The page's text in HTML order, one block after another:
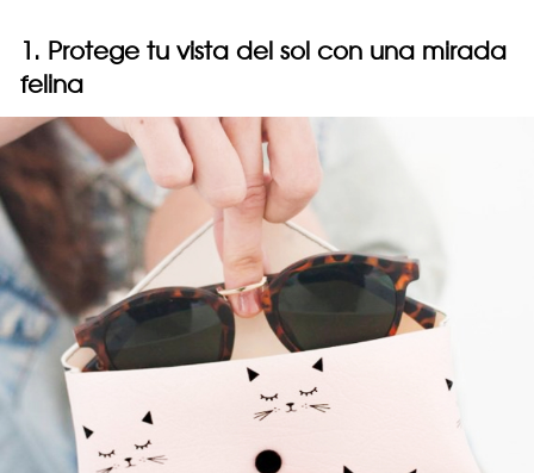
1. Protege tu vista del sol con una mirada
felina